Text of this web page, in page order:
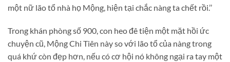
một nữ lão tổ nhà họ Mộng, hiện tại chắc nàng ta chết rồi.’’
Trong khán phòng số 900, con heo đê tiện một mặt hồi ức
chuyện cũ, Mộng Chi Tiên này so với lão tổ của nàng trong
quá khứ còn đẹp hơn, nếu có cơ hội nó không ngại ra tay một